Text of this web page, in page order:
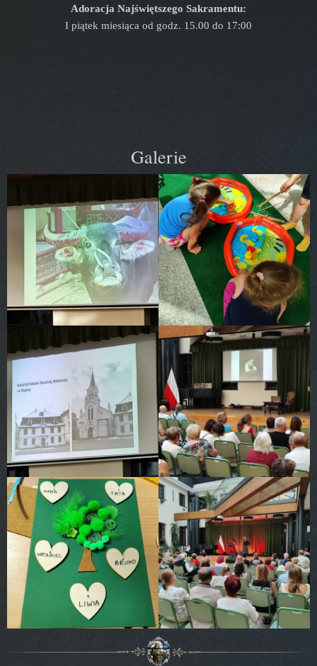
Adoracja Najświętszego Sakramentu:
I piątek miesiąca od godz. 15.00 do 17:00
Galerie